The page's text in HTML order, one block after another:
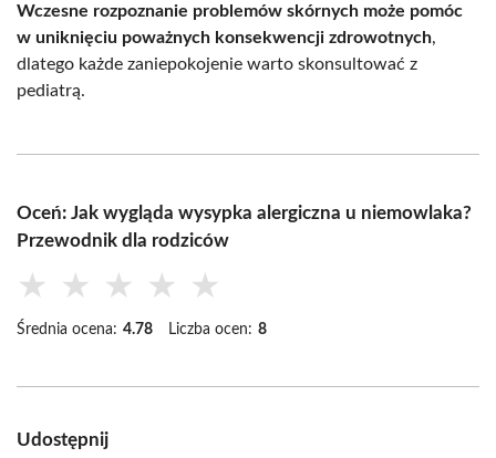
Wczesne rozpoznanie problemów skórnych może pomóc
w uniknięciu poważnych konsekwencji zdrowotnych,
dlatego każde zaniepokojenie warto skonsultować z
pediatrą.
Oceń: Jak wygląda wysypka alergiczna u niemowlaka?
Przewodnik dla rodziców
★ ★ ★ ★ ★
Średnia ocena: 4.78 Liczba ocen: 8
Udostępnij